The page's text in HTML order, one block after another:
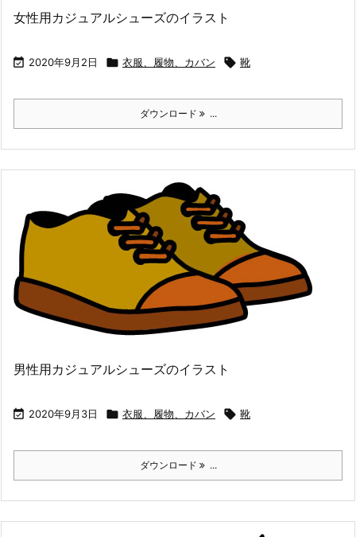
女性用カジュアルシューズのイラスト
 2020年9月2日  衣服、履物、カバン  靴
ダウンロード ...
男性用カジュアルシューズのイラスト
 2020年9月3日  衣服、履物、カバン  靴
ダウンロード ...